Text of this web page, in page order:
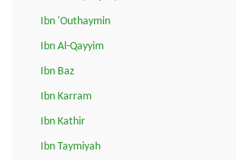
Ibn 'Outhaymin
Ibn Al-Qayyim
Ibn Baz
Ibn Karram
Ibn Kathir
Ibn Taymiyah